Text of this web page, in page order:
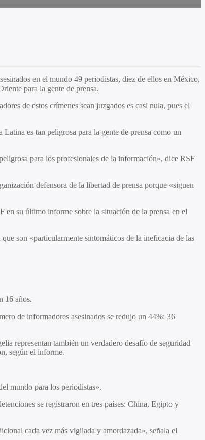
en el mundo 49 periodistas, diez de ellos en México,
para la gente de prensa.
de estos crímenes sean juzgados es casi nula, pues el
es tan peligrosa para la gente de prensa como un
para los profesionales de la información», dice RSF
defensora de la libertad de prensa porque «siguen
en su último informe sobre la situación de la prensa en el
son «particularmente sintomáticos de la ineficacia de las
16 años.
de informadores asesinados se redujo un 44%: 36
representan también un verdadero desafío de seguridad
según el informe.
mundo para los periodistas».
se registraron en tres países: China, Egipto y
cada vez más vigilada y amordazada», señala el